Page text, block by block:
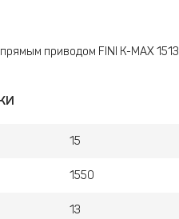
приводом FINI K-MAX 1513
15
1550
13